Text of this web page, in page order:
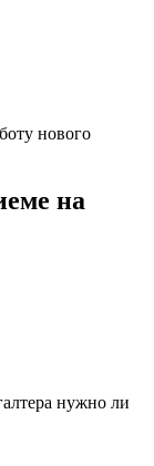
нового
на
нужно ли